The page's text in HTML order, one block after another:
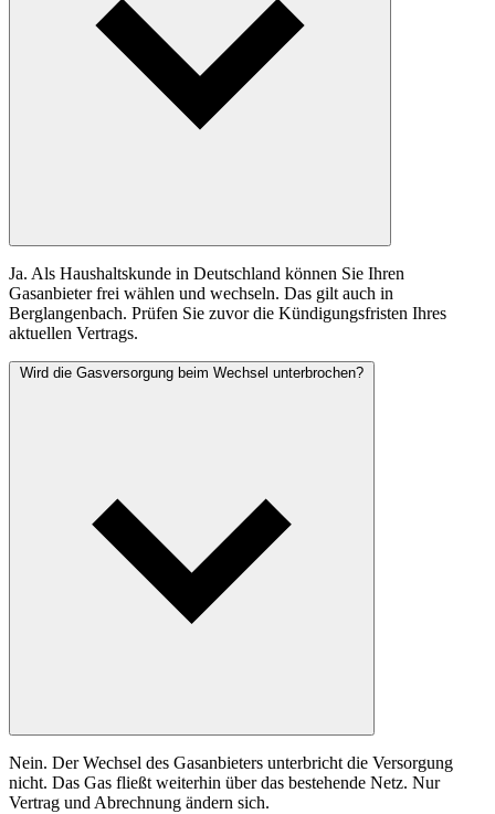
Ja. Als Haushaltskunde in Deutschland können Sie Ihren
Gasanbieter frei wählen und wechseln. Das gilt auch in
Berglangenbach. Prüfen Sie zuvor die Kündigungsfristen Ihres
aktuellen Vertrags.
Wird die Gasversorgung beim Wechsel unterbrochen?
Nein. Der Wechsel des Gasanbieters unterbricht die Versorgung
nicht. Das Gas fließt weiterhin über das bestehende Netz. Nur
Vertrag und Abrechnung ändern sich.